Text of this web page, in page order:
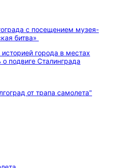
с посещением музея-
битва»
города в местах
подвиге Сталинграда